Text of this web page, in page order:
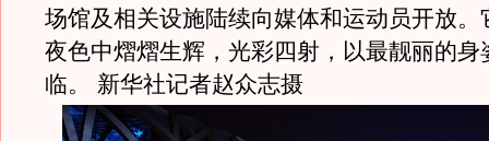
场馆及相关设施陆续向媒体和运动员开放。
夜色中熠熠生辉，光彩四射，以最靓丽的身
临。 新华社记者赵众志摄